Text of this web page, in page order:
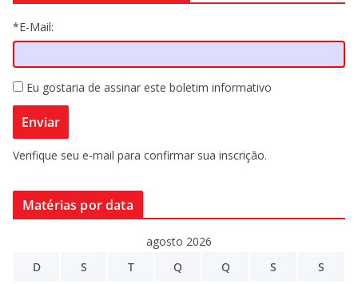
*E-Mail:
Eu gostaria de assinar este boletim informativo
Verifique seu e-mail para confirmar sua inscrição.
Matérias por data
agosto 2026
D
S T Q Q S S